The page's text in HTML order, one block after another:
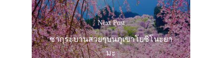
Next Post
ซากุระบานสวยๆบนภูเขาโยชิโนะยา
มะ
รถบัส
เดินทาง
ทัวร์